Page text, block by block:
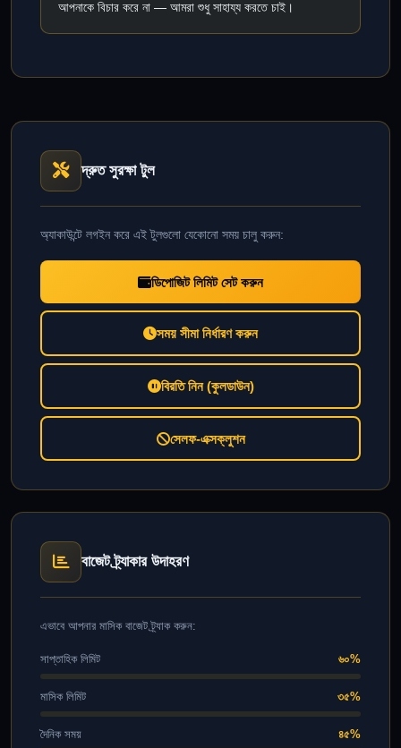
আপনাকে বিচার করে না — আমরা শুধু সাহায্য করতে চাই।
দ্রুত সুরক্ষা টুল
অ্যাকাউন্টে লগইন করে এই টুলগুলো যেকোনো সময় চালু করুন:
ডিপোজিট লিমিট সেট করুন
সময় সীমা নির্ধারণ করুন
বিরতি নিন (কুলডাউন)
সেলফ-এক্সক্লুশন
বাজেট ট্র্যাকার উদাহরণ
এভাবে আপনার মাসিক বাজেট ট্র্যাক করুন:
সাপ্তাহিক লিমিট ৬০%
মাসিক লিমিট ৩৫%
দৈনিক সময় ৪৫%